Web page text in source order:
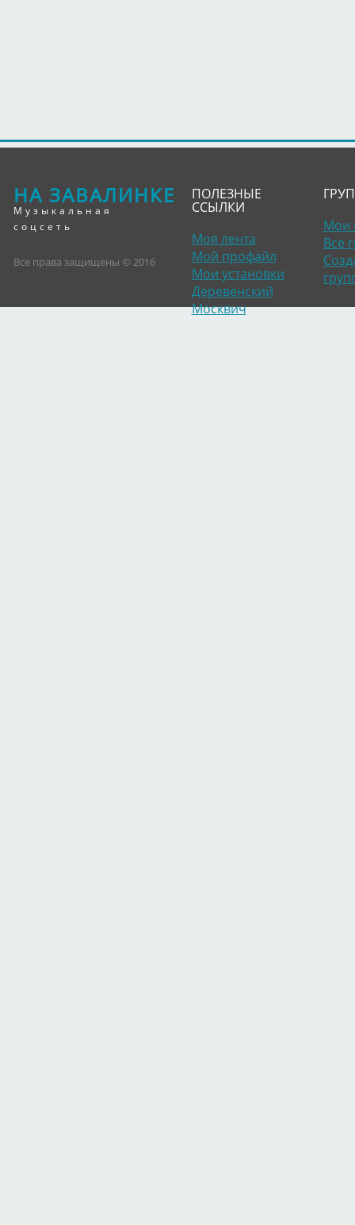
НА ЗАВАЛИНКЕ
Музыкальная
соцсеть
Все права защищены © 2016
ПОЛЕЗНЫЕ
ССЫЛКИ
Моя лента
Мой профайл
Мои установки
Деревенский
Москвич
Мои
Все